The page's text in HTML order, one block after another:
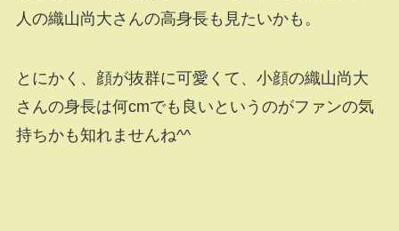
人の織山尚大さんの高身長も見たいかも。
とにかく、顔が抜群に可愛くて、小顔の織山尚大
さんの身長は何cmでも良いというのがファンの気
持ちかも知れませんね^^